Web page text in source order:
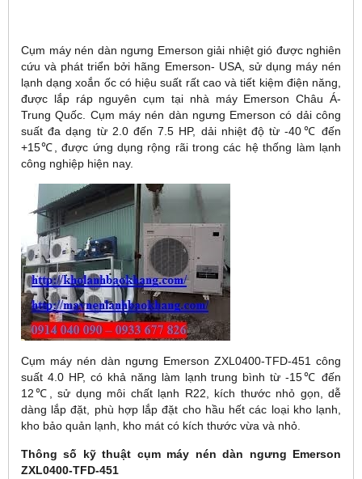
Cụm máy nén dàn ngưng Emerson giải nhiệt gió được nghiên
cứu và phát triển bởi hãng Emerson- USA, sử dụng máy nén
lạnh dạng xoắn ốc có hiệu suất rất cao và tiết kiệm điện năng,
được lắp ráp nguyên cụm tại nhà máy Emerson Châu Á-
Trung Quốc. Cụm máy nén dàn ngưng Emerson có dải công
suất đa dạng từ 2.0 đến 7.5 HP, dải nhiệt độ từ -40℃ đến
+15℃, được ứng dụng rộng rãi trong các hệ thống làm lạnh
công nghiệp hiện nay.
Cụm máy nén dàn ngưng Emerson ZXL0400-TFD-451 công
suất 4.0 HP, có khả năng làm lạnh trung bình từ -15℃ đến
12℃, sử dụng môi chất lạnh R22, kích thước nhỏ gọn, dễ
dàng lắp đặt, phù hợp lắp đặt cho hầu hết các loại kho lạnh,
kho bảo quản lạnh, kho mát có kích thước vừa và nhỏ.
Thông số kỹ thuật cụm máy nén dàn ngưng Emerson
ZXL0400-TFD-451